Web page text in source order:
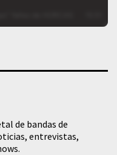
de bandas de
entrevistas,